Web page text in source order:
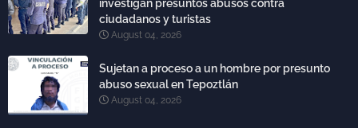
investigan presuntos abusos contra
ciudadanos y turistas
August 04, 2026
Sujetan a proceso a un hombre por presunto
abuso sexual en Tepoztlán
August 04, 2026